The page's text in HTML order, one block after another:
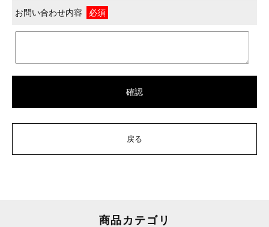
お問い合わせ内容 必須
商品カテゴリ